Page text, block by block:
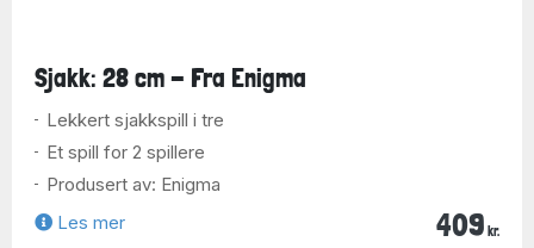
Sjakk: 28 cm - Fra Enigma
Lekkert sjakkspill i tre
Et spill for 2 spillere
Produsert av: Enigma
Les mer
409 kr.